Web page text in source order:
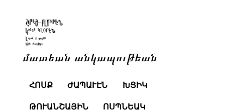
մատեան անկապութեան
ՀՈՍՔ ԺԱՊԱՒԷՆ ԽՑԻԿ
ԹՈՒԱՆՇԱՅԻՆ ՈՍՊՆԵԱԿ